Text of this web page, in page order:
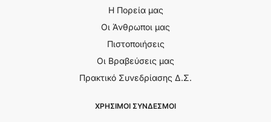
Η Πορεία μας
Οι Άνθρωποι μας
Πιστοποιήσεις
Οι Βραβεύσεις μας
Πρακτικό Συνεδρίασης Δ.Σ.
ΧΡΗΣΙΜΟΙ ΣΥΝΔΕΣΜΟΙ